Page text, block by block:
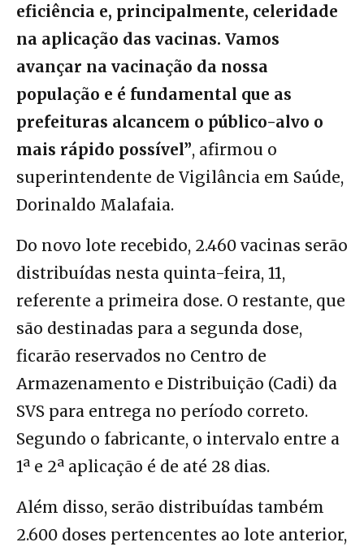
eficiência e, principalmente, celeridade
na aplicação das vacinas. Vamos
avançar na vacinação da nossa
população e é fundamental que as
prefeituras alcancem o público-alvo o
mais rápido possível”, afirmou o
superintendente de Vigilância em Saúde,
Dorinaldo Malafaia.
Do novo lote recebido, 2.460 vacinas serão
distribuídas nesta quinta-feira, 11,
referente a primeira dose. O restante, que
são destinadas para a segunda dose,
ficarão reservados no Centro de
Armazenamento e Distribuição (Cadi) da
SVS para entrega no período correto.
Segundo o fabricante, o intervalo entre a
1ª e 2ª aplicação é de até 28 dias.
Além disso, serão distribuídas também
2.600 doses pertencentes ao lote anterior,